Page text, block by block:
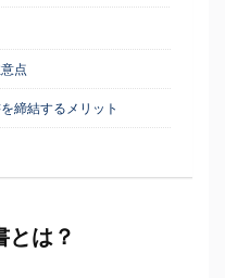
点
締結するメリット
とは？